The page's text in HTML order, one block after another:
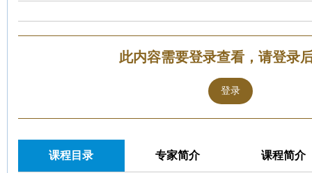
此内容需要登录查看，请登录
登录
课程目录 专家简介 课程简介